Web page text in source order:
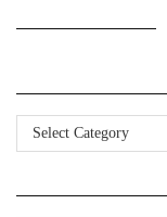
Kategorier